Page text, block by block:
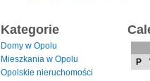
Kategorie
Domy w Opolu
Mieszkania w Opolu
Opolskie nieruchomości
P